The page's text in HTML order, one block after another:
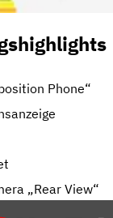
Phone“
„Rear View“